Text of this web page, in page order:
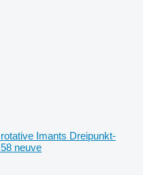
Imants Dreipunkt-
neuve